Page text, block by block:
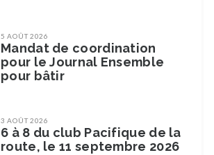
5 AOÛT 2026
Mandat de coordination
pour le Journal Ensemble
pour bâtir
3 AOÛT 2026
6 à 8 du club Pacifique de la
route, le 11 septembre 2026